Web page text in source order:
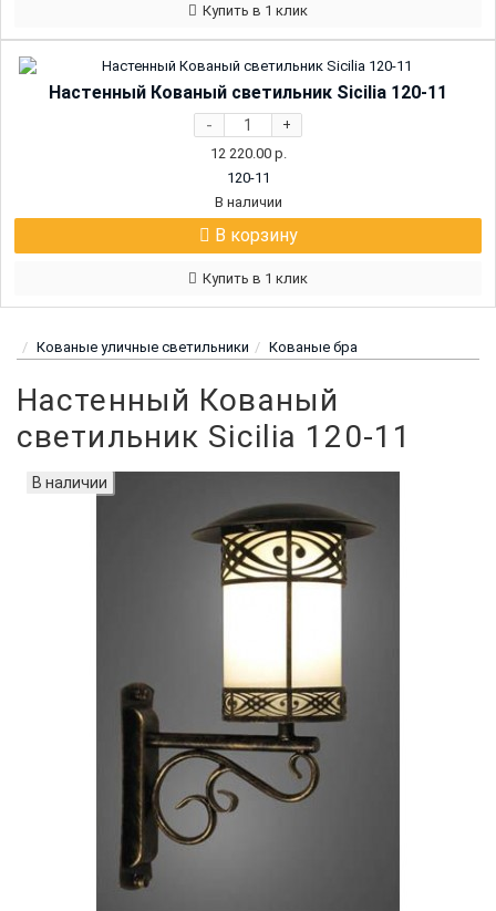
Купить в 1 клик
Настенный Кованый светильник Sicilia 120-11
- +
12 220.00р.
120-11
В наличии
В корзину
Купить в 1 клик
Кованые уличные светильники Кованые бра
Настенный Кованый
светильник Sicilia 120-11
В наличии